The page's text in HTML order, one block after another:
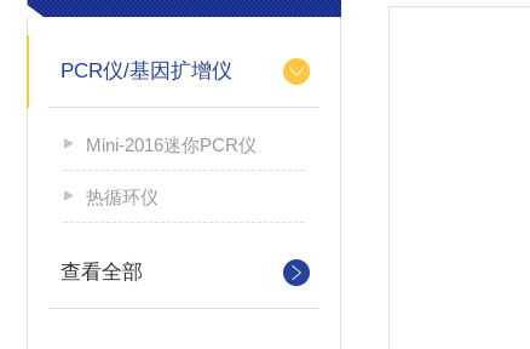
PCR仪/基因扩增仪
Mini-2016迷你PCR仪
热循环仪
查看全部